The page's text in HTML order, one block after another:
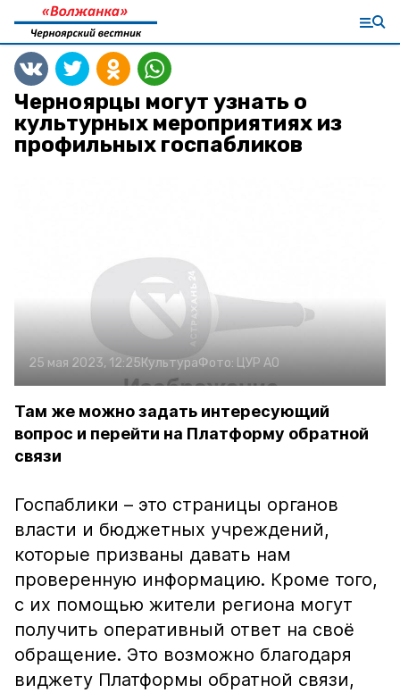
Черноярцы могут узнать о
культурных мероприятиях из
профильных госпабликов
25 мая 2023, 12:25КультураФото: ЦУР АО
Там же можно задать интересующий
вопрос и перейти на Платформу обратной
связи
Госпаблики – это страницы органов
власти и бюджетных учреждений,
которые призваны давать нам
проверенную информацию. Кроме того,
с их помощью жители региона могут
получить оперативный ответ на своё
обращение. Это возможно благодаря
виджету Платформы обратной связи,